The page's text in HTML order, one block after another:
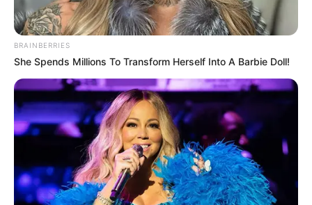
COMPARTIR
ALERTA BOGOTÁ EN GOOGLE NEWS
TEMAS RELACIONADOS
TUNJA, CUNDINAMARCA
MENOR DE EDAD
ACCIDENTE DE TRÁNSITO
BRAINBERRIES
She Spends Millions To Transform Herself Into A Barbie Doll!